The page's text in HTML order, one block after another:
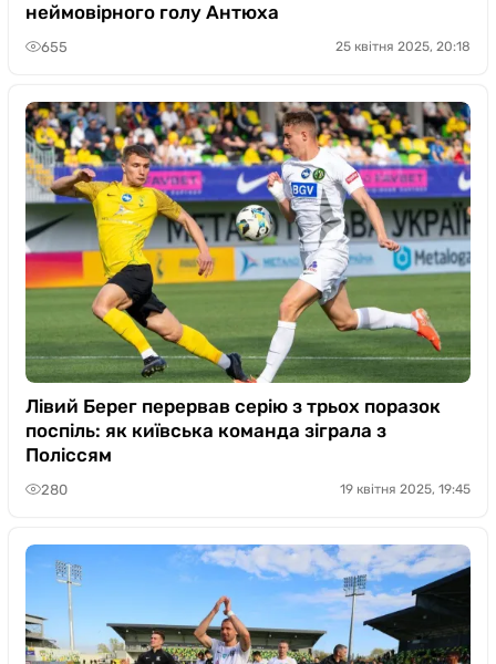
неймовірного голу Антюха
655 25 квітня 2025, 20:18
Лівий Берег перервав серію з трьох поразок
поспіль: як київська команда зіграла з
Поліссям
280 19 квітня 2025, 19:45